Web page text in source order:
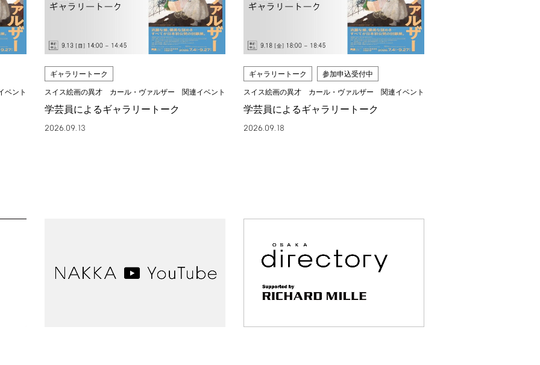
ベント
ギャラリートーク
スイス絵画の異才 カール・ヴァルザー 関連イベント
学芸員によるギャラリートーク
2026.09.13
ギャラリートーク 参加申込受付中
スイス絵画の異才 カール・ヴァルザー 関連イベント
学芸員によるギャラリートーク
2026.09.18